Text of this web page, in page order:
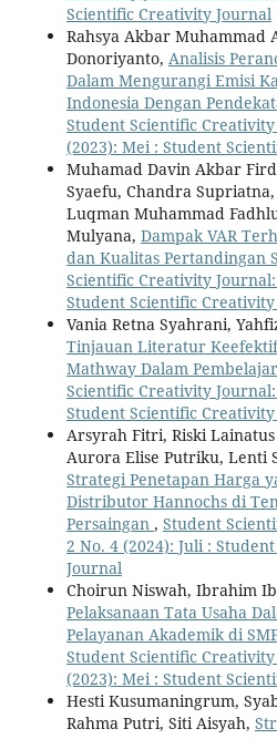
Scientific Creativity Journal
Rahsya Akbar Muhammad
Donoriyanto, Analisis
Dalam Mengurangi Emisi
Indonesia Dengan
Student Scientific Creativity
(2023): Mei : Student
Muhamad Davin Akbar
Syaefu, Chandra
Luqman Muhammad
Mulyana, Dampak VAR
dan Kualitas Pertandingan
Scientific Creativity Journal:
Student Scientific
Vania Retna Syahrani,
Tinjauan Literatur
Mathway Dalam
Scientific Creativity Journal:
Student Scientific
Arsyrah Fitri, Riski
Aurora Elise Putriku, Lenti
Strategi Penetapan Harga
Distributor Hannochs di
Persaingan , Student
2 No. 4 (2024): Juli :
Journal
Choirun Niswah, Ibrahim
Pelaksanaan Tata Usaha
Pelayanan Akademik di
Student Scientific Creativity
(2023): Mei : Student
Hesti Kusumaningrum,
Rahma Putri, Siti Aisyah,